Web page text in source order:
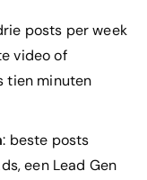
posts per week
video of
tien minuten
: beste posts
een Lead Gen